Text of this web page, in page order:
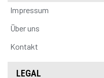
Impressum
Über uns
Kontakt
LEGAL